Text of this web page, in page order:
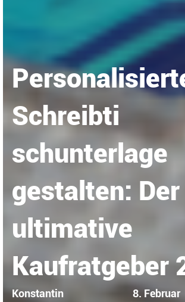
Schreibti
schunterlage
gestalten: Der
ultimative
Kaufratgeber
Konstantin 8. Februar